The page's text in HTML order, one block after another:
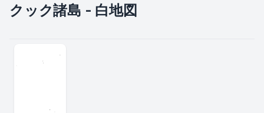
クック諸島 - 白地図